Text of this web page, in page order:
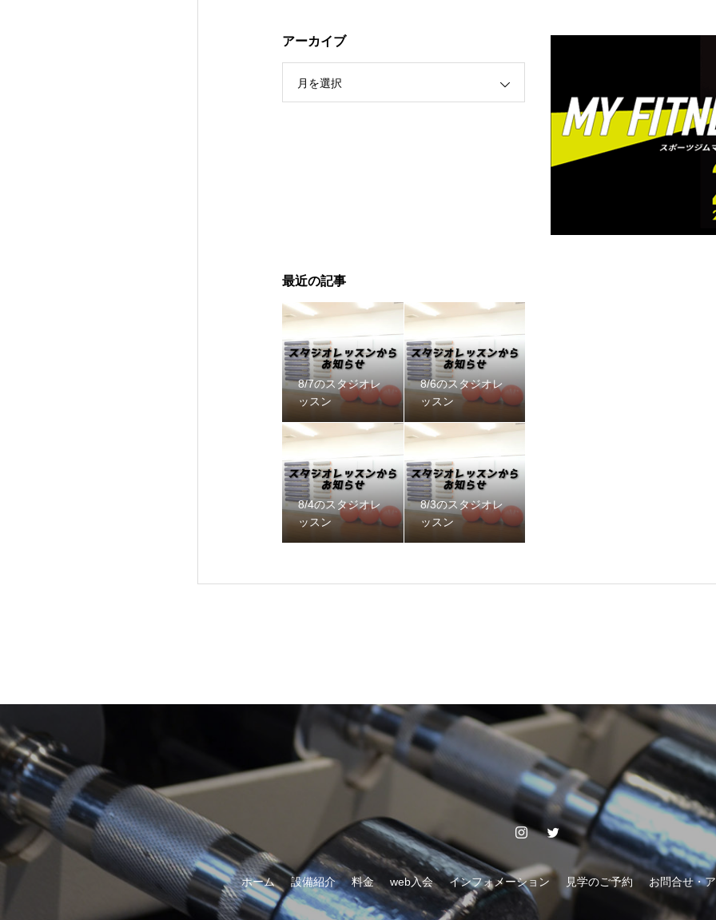
アーカイブ
月を選択
最近の記事
8/7のスタジオレ
ッスン
8/6のスタジオレ
ッスン
8/4のスタジオレ
ッスン
8/3のスタジオレ
ッスン
ホーム 設備紹介 料金 web入会 インフォメーション 見学のご予約 お問合せ・